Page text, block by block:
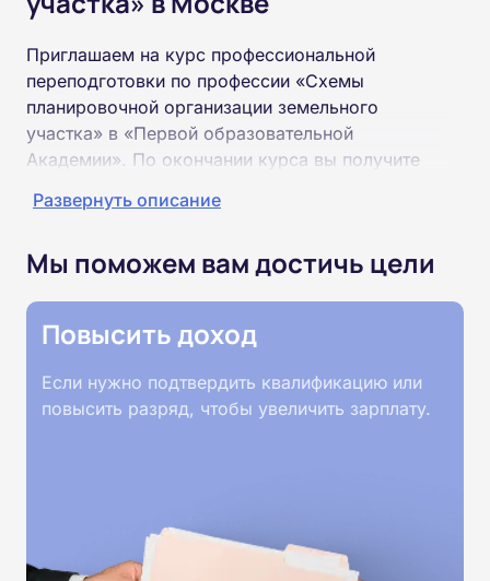
Приглашаем на курс профессиональной
переподготовки по профессии «Схемы
планировочной организации земельного
участка» в «Первой образовательной
Академии». По окончании курса вы получите
организации земельного участка»
базе высшего или среднего профессионального
образования (ВУЗ, колледж, техникум).
Обучение проводится дистанционно на
собственной интернет-платформе Академии.
полученной профессии высылаются в ваш
адрес Почтой России. При необходимости
Развернуть описание
Мы поможем вам достичь цели
Повысить доход
Если нужно подтвердить квалификацию или
повысить разряд, чтобы увеличить зарплату.